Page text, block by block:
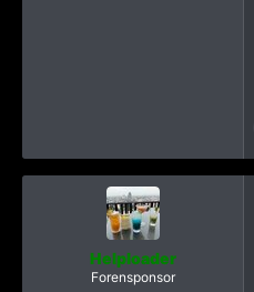
Helploader
Forensponsor